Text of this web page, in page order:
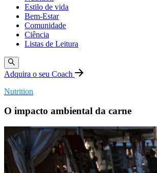
Estilo de vida
Bem-Estar
Comunidade
Ciência
Listas de Leitura
Adquira o seu Coach
Nutrition
O impacto ambiental da carne